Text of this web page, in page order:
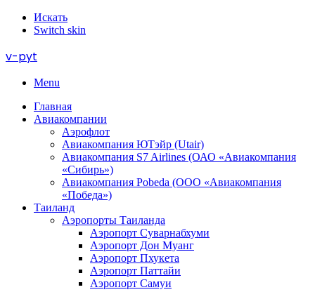
Искать
Switch skin
v-pyt
Menu
Главная
Авиакомпании
Аэрофлот
Авиакомпания ЮТэйр (Utair)
Авиакомпания S7 Airlines (ОАО «Авиакомпания
«Сибирь»)
Авиакомпания Pobeda (ООО «Авиакомпания
«Победа»)
Таиланд
Аэропорты Таиланда
Аэропорт Суварнабхуми
Аэропорт Дон Муанг
Аэропорт Пхукета
Аэропорт Паттайи
Аэропорт Самуи